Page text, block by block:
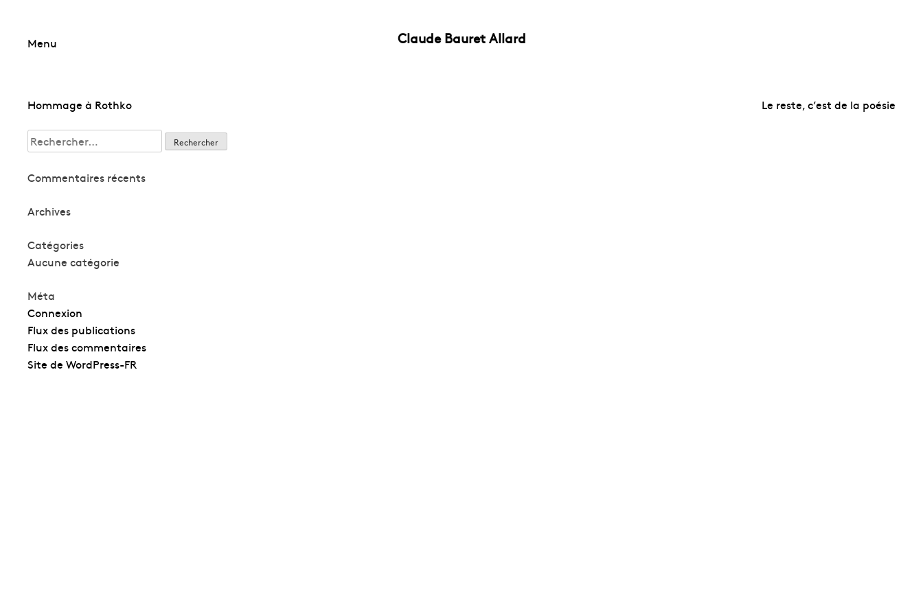
to
Claude Bauret Allard
Menu
Navigation
l’article
Hommage à Rothko Le reste, c’est de la poésie
Rechercher :
Commentaires récents
Archives
Catégories
Aucune catégorie
Méta
Connexion
Flux des publications
Flux des commentaires
Site de WordPress-FR